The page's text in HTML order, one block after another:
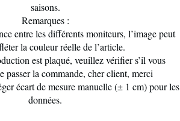
saisons.
Remarques :
entre les différents moniteurs, l’image peut
la couleur réelle de l’article.
est plaqué, veuillez vérifier s’il vous
passer la commande, cher client, merci
écart de mesure manuelle (± 1 cm) pour les
données.